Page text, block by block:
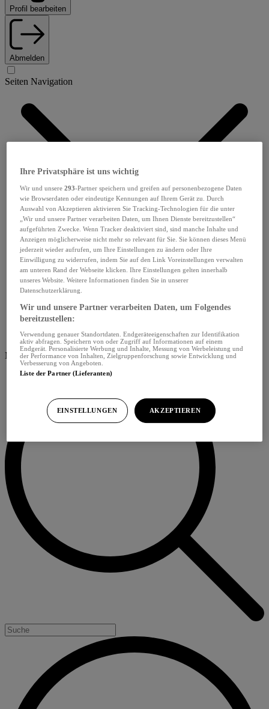
Profil bearbeiten
Abmelden
Seiten Navigation
Menü schliessen
Ihre Privatsphäre ist uns wichtig
Wir und unsere293-Partner speichern und greifen auf personenbezogene Daten
wie Browserdaten oder eindeutige Kennungen auf Ihrem Gerät zu. Durch
Auswahl von Akzeptieren aktivieren Sie Tracking-Technologien für die unter
„Wir und unsere Partner verarbeiten Daten, um Ihnen Dienste bereitzustellen“
aufgeführten Zwecke. Wenn Tracker deaktiviert sind, sind manche Inhalte und
Anzeigen möglicherweise nicht mehr so relevant für Sie. Sie können dieses Menü
jederzeit wieder aufrufen, um Ihre Einstellungen zu ändern oder Ihre
Einwilligung zu widerrufen, indem Sie auf den Link Voreinstellungen verwalten
am unteren Rand der Webseite klicken. Ihre Einstellungen gelten innerhalb
unseres Website. Weitere Informationen finden Sie in unserer
Datenschutzerklärung.
Wir und unsere Partner verarbeiten Daten, um Folgendes
bereitzustellen:
Verwendung genauer Standortdaten. Endgeräteeigenschaften zur Identifikation
aktiv abfragen. Speichern von oder Zugriff auf Informationen auf einem
Endgerät. Personalisierte Werbung und Inhalte, Messung von Werbeleistung und
der Performance von Inhalten, Zielgruppenforschung sowie Entwicklung und
Verbesserung von Angeboten.
Liste der Partner (Lieferanten)
EINSTELLUNGEN AKZEPTIEREN